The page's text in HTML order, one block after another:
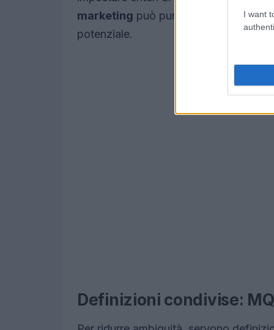
I want
marketing può puntare a fonti ad
potenziale.
Definizioni condivise: